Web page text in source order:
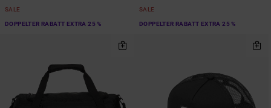
SALE
DOPPELTER RABATT EXTRA 25 %
SALE
DOPPELTER RABATT EXTRA 25 %